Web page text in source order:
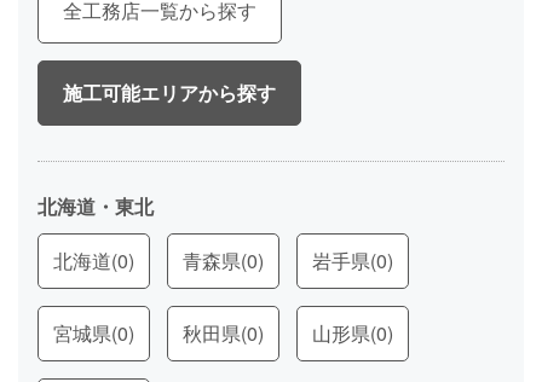
全工務店一覧
施工可能エリア
北海道・東北
北海道(0) 青森県(0) 岩手県(0)
宮城県(0) 秋田県(0) 山形県(0)